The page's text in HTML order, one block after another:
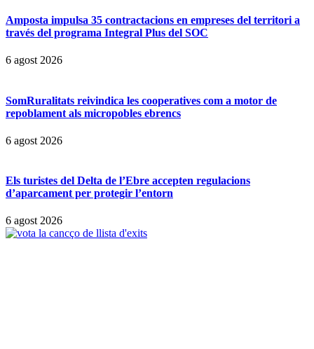
Amposta impulsa 35 contractacions en empreses del territori a
través del programa Integral Plus del SOC
6 agost 2026
SomRuralitats reivindica les cooperatives com a motor de
repoblament als micropobles ebrencs
6 agost 2026
Els turistes del Delta de l’Ebre accepten regulacions
d’aparcament per protegir l’entorn
6 agost 2026